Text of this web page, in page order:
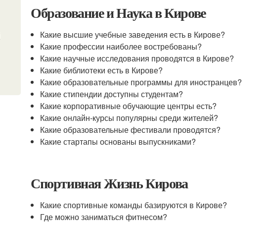
Образование и Наука в Кирове
Какие высшие учебные заведения есть в Кирове?
Какие профессии наиболее востребованы?
Какие научные исследования проводятся в Кирове?
Какие библиотеки есть в Кирове?
Какие образовательные программы для иностранцев?
Какие стипендии доступны студентам?
Какие корпоративные обучающие центры есть?
Какие онлайн-курсы популярны среди жителей?
Какие образовательные фестивали проводятся?
Какие стартапы основаны выпускниками?
Спортивная Жизнь Кирова
Какие спортивные команды базируются в Кирове?
Где можно заниматься фитнесом?